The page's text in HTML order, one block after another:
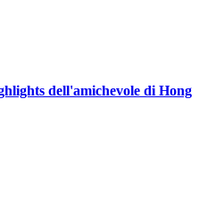
dell'amichevole di Hong